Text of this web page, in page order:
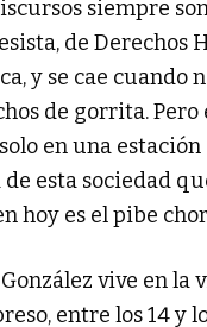
siempre
de Derechos
y se cae cuando
de gorrita.
en una
esta sociedad
hoy es el pibe
vive en la
entre los 14 y